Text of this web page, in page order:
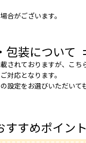
合がございます。
包装について
されておりますが、こち
対応となります。
定をお選びいただいて
すすめポイント